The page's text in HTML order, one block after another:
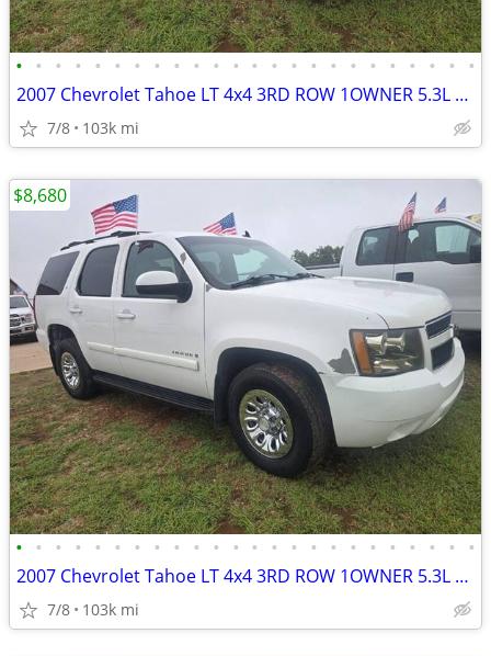
• • • • • • • • • • • • • • • • • • • • • • • •
2007 Chevrolet Tahoe LT 4x4 3RD ROW 1OWNER 5.3L RUNS&DRIVES GREAT A/
7/8 103k mi
• • • • • • • • • • • • • • • • • • • • • • • •
2007 Chevrolet Tahoe LT 4x4 3RD ROW 1OWNER 5.3L RUNS&DRIVES GREAT A/
7/8 103k mi
$8,680